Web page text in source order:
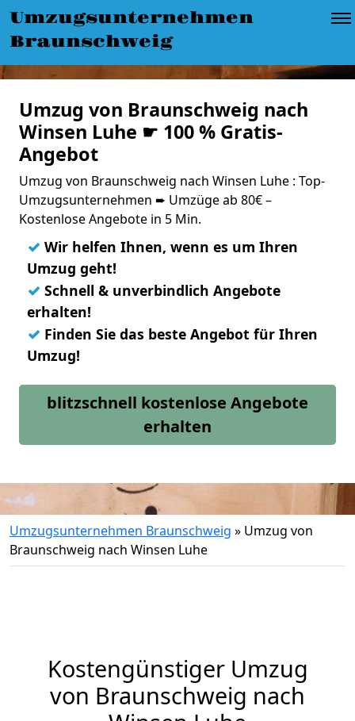
Umzugsunternehmen
Braunschweig
Umzug von Braunschweig nach
Winsen Luhe ☛ 100 % Gratis-
Angebot
Umzug von Braunschweig nach Winsen Luhe : Top-
Umzugsunternehmen ➨ Umzüge ab 80€ –
Kostenlose Angebote in 5 Min.
✓ Wir helfen Ihnen, wenn es um Ihren
Umzug geht!
✓ Schnell & unverbindlich Angebote
erhalten!
✓ Finden Sie das beste Angebot für Ihren
Umzug!
blitzschnell kostenlose Angebote
erhalten
Umzugsunternehmen Braunschweig » Umzug von
Braunschweig nach Winsen Luhe
Kostengünstiger Umzug
von Braunschweig nach